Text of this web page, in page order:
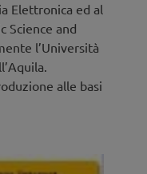
Elettronica ed al
Science and
l’Università
alle basi